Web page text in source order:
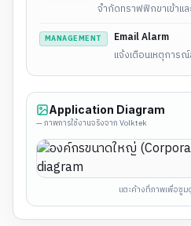
จำกัดทราฟฟิกขาเข้าแ
MANAGEMENT
Email Alarm
แจ้งเตือนเหตุการ
Application Diagram
— ภาพการใช้งานจริงจาก Volktek
แตะค้างที่ภาพเพื่อซูม